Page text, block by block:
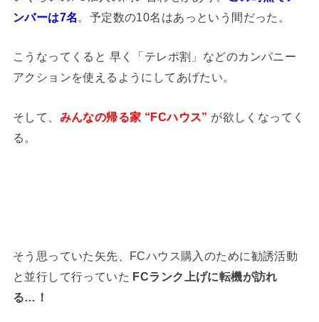
ンバーは7名 。予定数の10名はあっという間だった。
こうなってくると 早く「テレポ割」などのカンパニー
アクションを使えるようにしてあげたい。
そして、 みんなの帰る家 “FCハウス” が欲しくなってく
る。
そう思っていた矢先、FCハウス購入のために勧誘活動
と並行して行っていた FCランク上げに転機が訪れ
る…！